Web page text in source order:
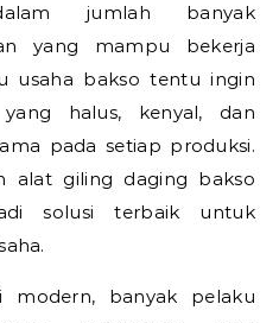
jumlah banyak
yang mampu bekerja
usaha bakso tentu ingin
halus, kenyal, dan
pada setiap produksi.
alat giling daging bakso
solusi terbaik untuk
modern, banyak pelaku